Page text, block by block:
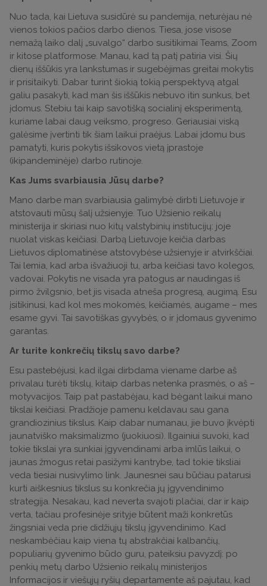
Nuo tada, kai Lietuva susidūrė su pandemija, neturėjau nė
vienos tokios pačios darbo dienos. Tiesa, jose visose
nemažą laiko dalį „suvalgo“ darbo susitikimai Teams, Zoom
ir kitose platformose. Manau, kad tą patį patiria visi. Šių
dienų iššūkis yra lankstumas ir sugebėjimas greitai mokytis
ir prisitaikyti. Dabar turint šiokią tokią perspektyvą atgal
galiu pasakyti, kad man šis iššūkis nebuvo itin sunkus, bet
įdomus. Stebiu tai kaip savotišką socialinį eksperimentą,
kuriame labai daug veiksmo, progreso. Geriausiai viską
galėsime įvertinti tik šiam laikui praėjus. Labai įdomu bus
pamatyti, kuris pokytis išsikovos vietą įprastoje
(ikipandeminėje) darbo rutinoje.
Kas Jums svarbiausia Jūsų darbe?
Mano darbe man svarbiausia galimybė dirbti Lietuvoje ir
atstovauti mūsų šalį užsienyje. Tuo Užsienio reikalų
ministerija ir skiriasi nuo kitų valstybinių institucijų: joje
nuolat viskas keičiasi. Darbą Lietuvoje keičia darbas
Lietuvos diplomatinėse atstovybėse užsienyje ir atvirkščiai.
Tai lemia, kad arba išvažiuoji tu, arba keičiasi tavo kolegos,
vadovai. Pokytis ne visada yra patogus ar naudingas iš
pirmo žvilgsnio, bet jis visada atneša progresą, augimą. Esu
įsitikinusi, kad kol mes mokomės, keičiamės, augame – mes
esame gyvi. Tai savotiškas gyvybės, o ir įdomaus gyvenimo
garantas.
Ar turite konkrečių tikslų savo darbe?
Esu pastebėjusi, kad ilgai dirbdama viename darbe aš
privalau turėti tikslų, kitaip darbas netenka prasmės, o aš –
motyvacijos. Taip pat pastabėjau, kad bėgant laikui mano
tikslai keičiasi. Pradžioje pamenu keldavau sau gana
grandiozinius tikslus. Kaip dabar numanau, jie buvo įkvėpti
jaunatviško maksimalizmo (juokiuosi). Ilgainiui suvoki, kad
tokie tikslai yra sunkiai įgyvendinami arba imlūs laikui, o
jaunas žmogus retai pasižymi kantrybe, tad tokie tiksliai
veda tiesiai nusivylimo link. Jaunesnei sau būčiau patarusi
kurti aiškesnius tikslus su konkrečia jų įgyvendinimo
strategija. Nesakau, kad neverta svajoti plačiai, dar ir kaip
verta, tačiau profesinėje srityje būtent maži konkretūs
žingsniai veda prie didžiųjų tikslų įgyvendinimo. Kad
neskambėčiau kaip viena tų abstrakčiai kalbančių,
populiarių gyvenimo būdo guru, pateiksiu pavyzdį: po
penkių metų darbo Užsienio reikalų ministerijos
Informacijos ir viešųjų ryšių departamente aš pajutau, kad